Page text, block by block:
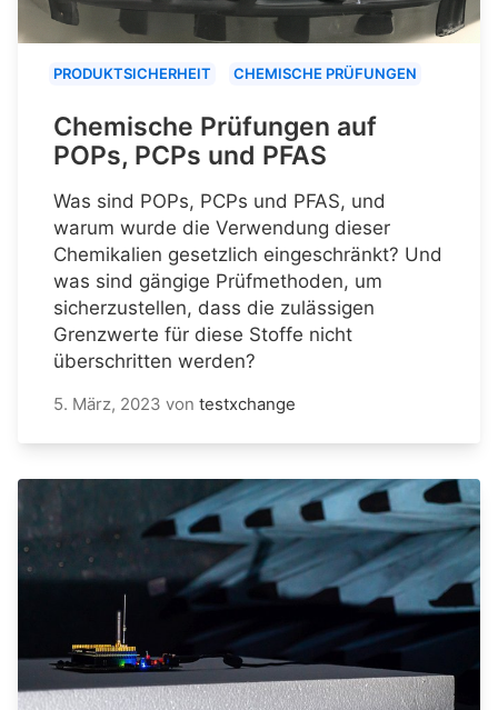
PRODUKTSICHERHEIT CHEMISCHE PRÜFUNGEN
Chemische Prüfungen auf
POPs, PCPs und PFAS
Was sind POPs, PCPs und PFAS, und
warum wurde die Verwendung dieser
Chemikalien gesetzlich eingeschränkt? Und
was sind gängige Prüfmethoden, um
sicherzustellen, dass die zulässigen
Grenzwerte für diese Stoffe nicht
überschritten werden?
5. März, 2023 von testxchange